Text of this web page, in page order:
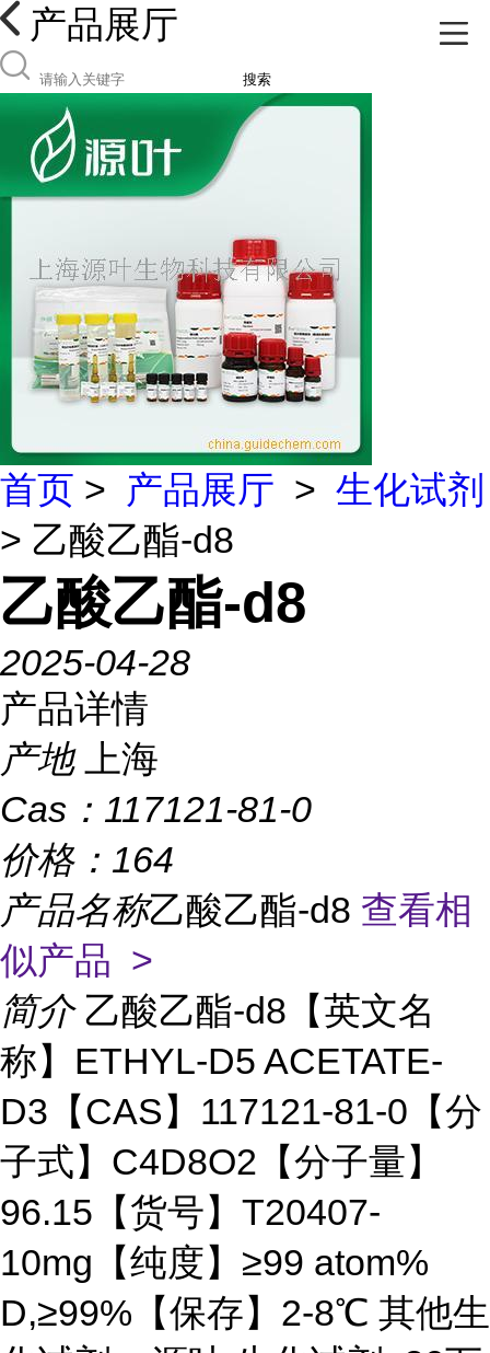
产品展厅
搜索
首页 > 产品展厅 > 生化试剂
> 乙酸乙酯-d8
乙酸乙酯-d8
2025-04-28
产品详情
产地
上海
Cas： 117121-81-0
价格： 164
产品名称乙酸乙酯-d8 查看相
似产品 >
简介 乙酸乙酯-d8【英文名
称】ETHYL-D5 ACETATE-
D3【CAS】117121-81-0【分
子式】C4D8O2【分子量】
96.15【货号】T20407-
10mg【纯度】≥99 atom%
D,≥99%【保存】2-8℃ 其他生